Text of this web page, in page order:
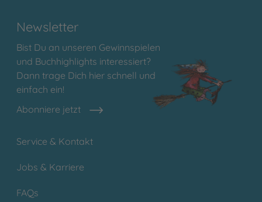
Newsletter
Bist Du an unseren Gewinnspielen
und Buchhighlights interessiert?
Dann trage Dich hier schnell und
einfach ein!
Abonniere jetzt
Service & Kontakt
Jobs & Karriere
FAQs